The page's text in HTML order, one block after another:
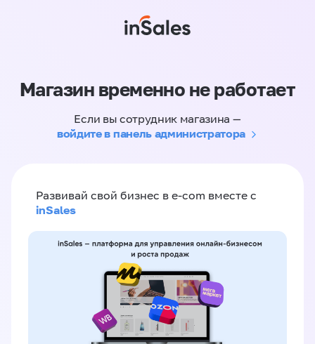
Магазин временно не работает
Если вы сотрудник магазина —
войдите в панель администратора
Развивай свой бизнес в e-com вместе с
inSales